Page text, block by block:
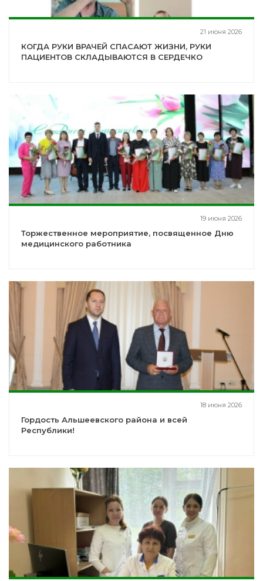
21 июня 2026
КОГДА РУКИ ВРАЧЕЙ СПАСАЮТ ЖИЗНИ, РУКИ
ПАЦИЕНТОВ СКЛАДЫВАЮТСЯ В СЕРДЕЧКО
19 июня 2026
Торжественное мероприятие, посвященное Дню
медицинского работника
18 июня 2026
Гордость Альшеевского района и всей
Республики!